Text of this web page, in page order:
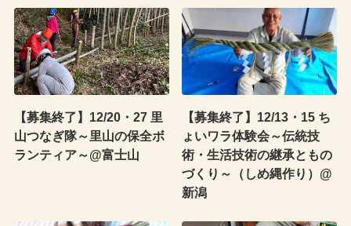
【募集終了】12/20・27 里
山つなぎ隊～里山の保全ボ
ランティア～@富士山
【募集終了】12/13・15 ち
ょいワラ体験会～伝統技
術・生活技術の継承ともの
づくり～（しめ縄作り）@
新潟